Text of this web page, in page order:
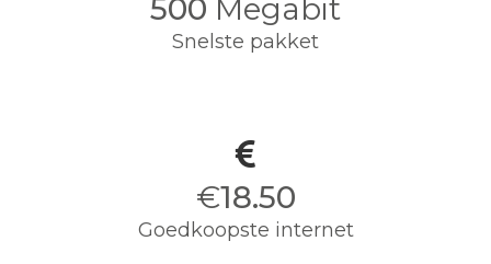
500 Megabit
Snelste pakket
€18.50
Goedkoopste internet